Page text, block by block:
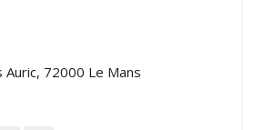
72000 Le Mans